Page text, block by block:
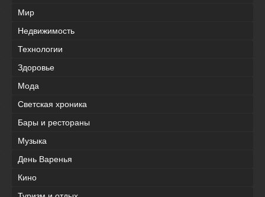
Мир
Недвижимость
Технологии
Здоровье
Мода
Светская хроника
Бары и рестораны
Музыка
День Варенья
Кино